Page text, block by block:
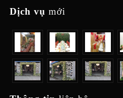
Dịch vụmới